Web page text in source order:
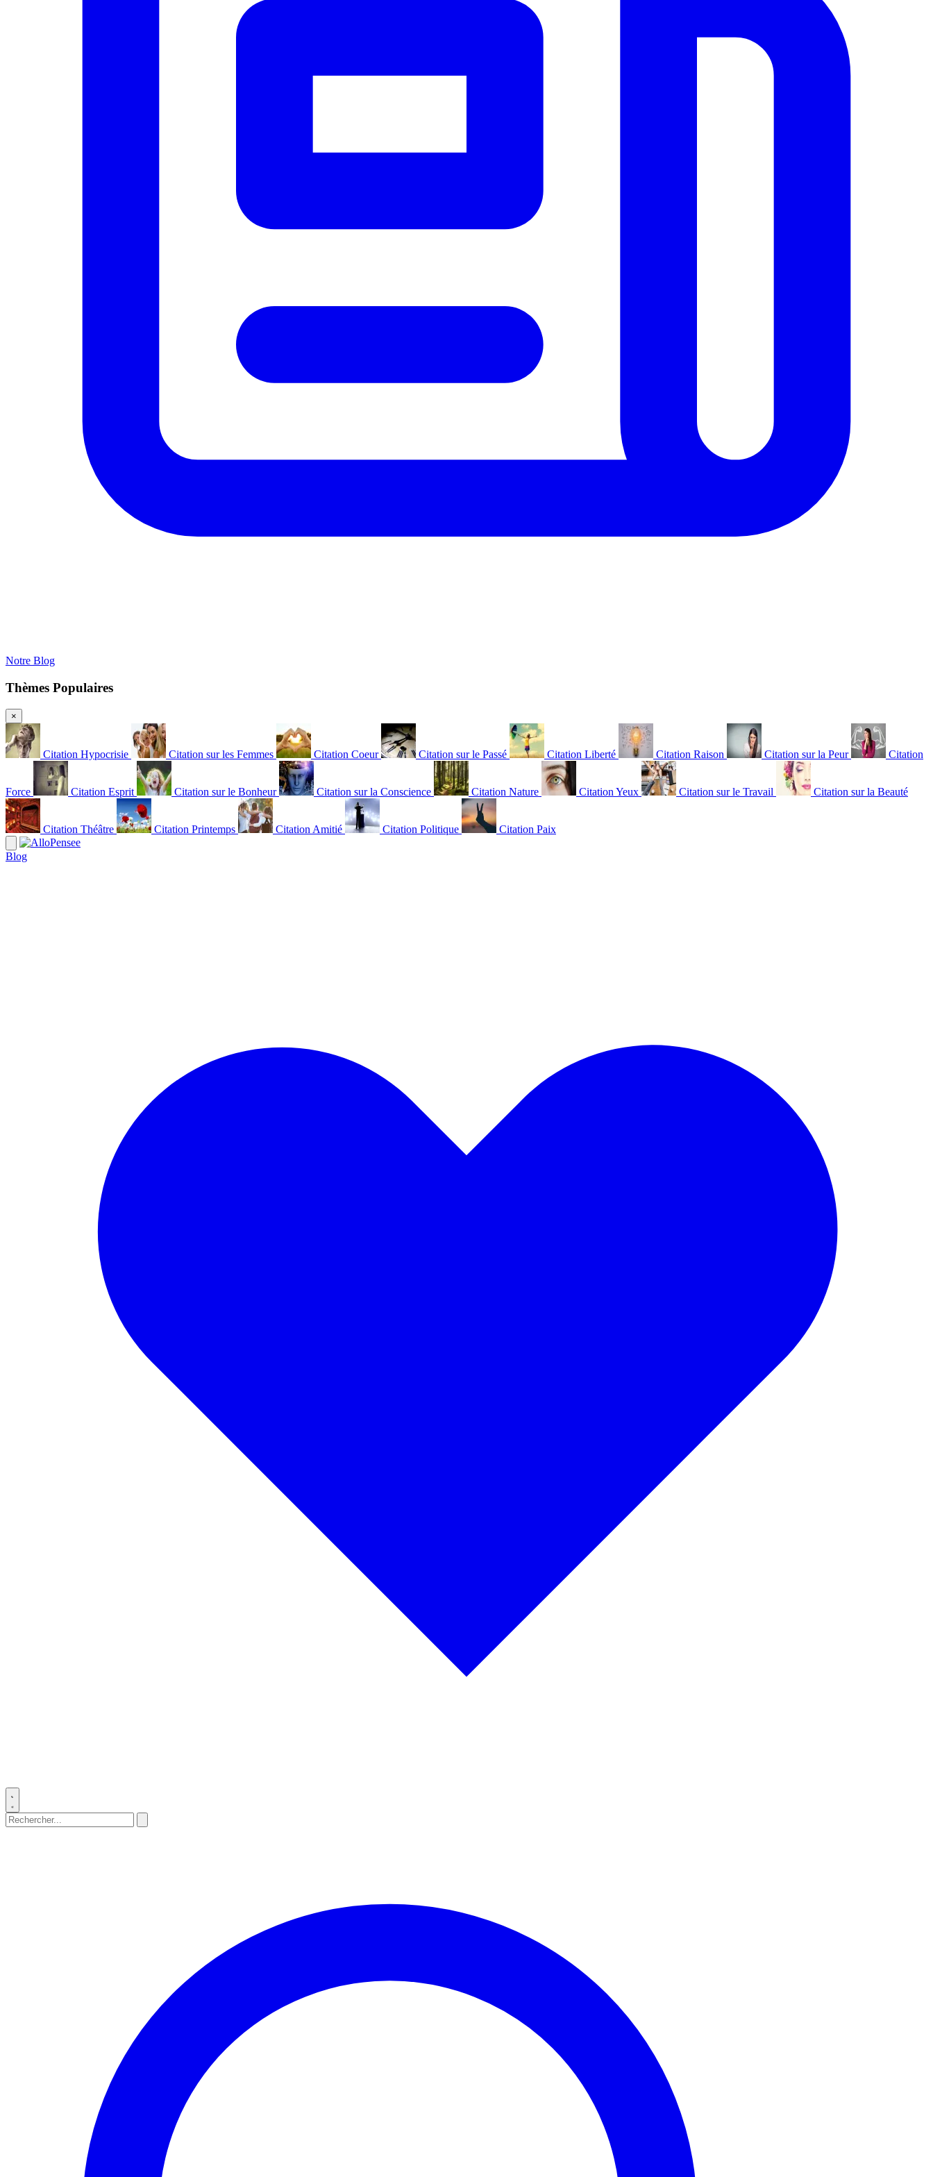
Notre Blog
Thèmes Populaires
×
Citation Hypocrisie Citation sur les Femmes Citation Coeur Citation sur le Passé Citation Liberté Citation Raison Citation sur la Peur Citation
Force Citation Esprit Citation sur le Bonheur Citation sur la Conscience Citation Nature Citation Yeux Citation sur le Travail Citation sur la Beauté
Citation Théâtre Citation Printemps Citation Amitié Citation Politique Citation Paix
Blog